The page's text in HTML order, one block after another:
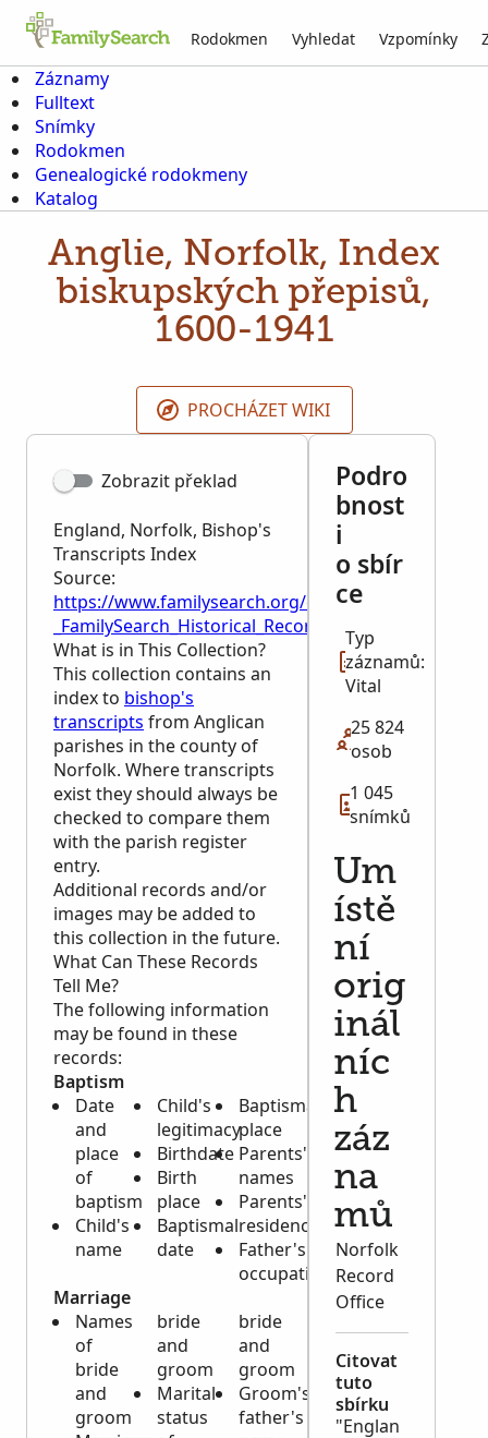
Rodokmen Vyhledat Vzpomínky
Záznamy
Fulltext
Snímky
Rodokmen
Genealogické rodokmeny
Katalog
Anglie, Norfolk, Index
biskupských přepisů,
1600-1941
PROCHÁZET WIKI
Zobrazit překlad
England, Norfolk, Bishop's
Transcripts Index
Source:
https://www.familysearch.org/en/wiki/
_FamilySearch_Historical_Records
What is in This Collection?
This collection contains an
index to bishop's
transcripts from Anglican
parishes in the county of
Norfolk. Where transcripts
exist they should always be
checked to compare them
with the parish register
entry.
Additional records and/or
images may be added to
this collection in the future.
What Can These Records
Tell Me?
The following information
may be found in these
records:
Baptism
Date
and
place
of
baptism
Child's
name
Child's
legitimacy
Birthdate
Birth
place
Baptismal
date
Baptismal
place
Parents'
names
Parents'
residence
Father's
occupation
Marriage
Names
of
bride
and
groom
bride
and
groom
Marital
status
bride
and
groom
Groom's
father's
Podro
bnost
i
o sbír
ce
Typ
záznamů:
Vital
25 824
osob
1 045
snímků
Um
ístě
ní
orig
inál
níc
h
záz
na
mů
Norfolk
Record
Office
Citovat
tuto
sbírku
"Englan